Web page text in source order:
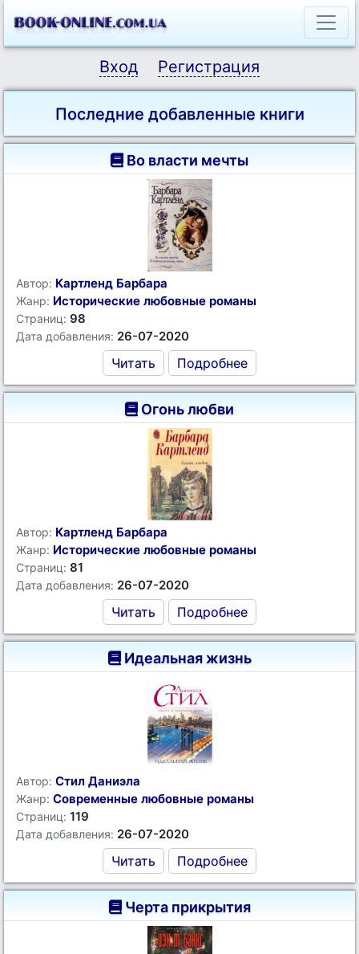
Вход Регистрация
Последние добавленные книги
Во власти мечты
Автор: Картленд Барбара
Жанр: Исторические любовные романы
Страниц: 98
Дата добавления: 26-07-2020
Читать Подробнее
Огонь любви
Автор: Картленд Барбара
Жанр: Исторические любовные романы
Страниц: 81
Дата добавления: 26-07-2020
Читать Подробнее
Идеальная жизнь
Автор: Стил Даниэла
Жанр: Современные любовные романы
Страниц: 119
Дата добавления: 26-07-2020
Читать Подробнее
Черта прикрытия